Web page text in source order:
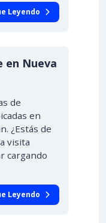
Leyendo
en Nueva
de
en
¿Estás de
visita
cargando
Leyendo